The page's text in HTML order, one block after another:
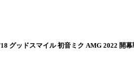
グッドスマイル 初音ミク AMG 2022 開幕